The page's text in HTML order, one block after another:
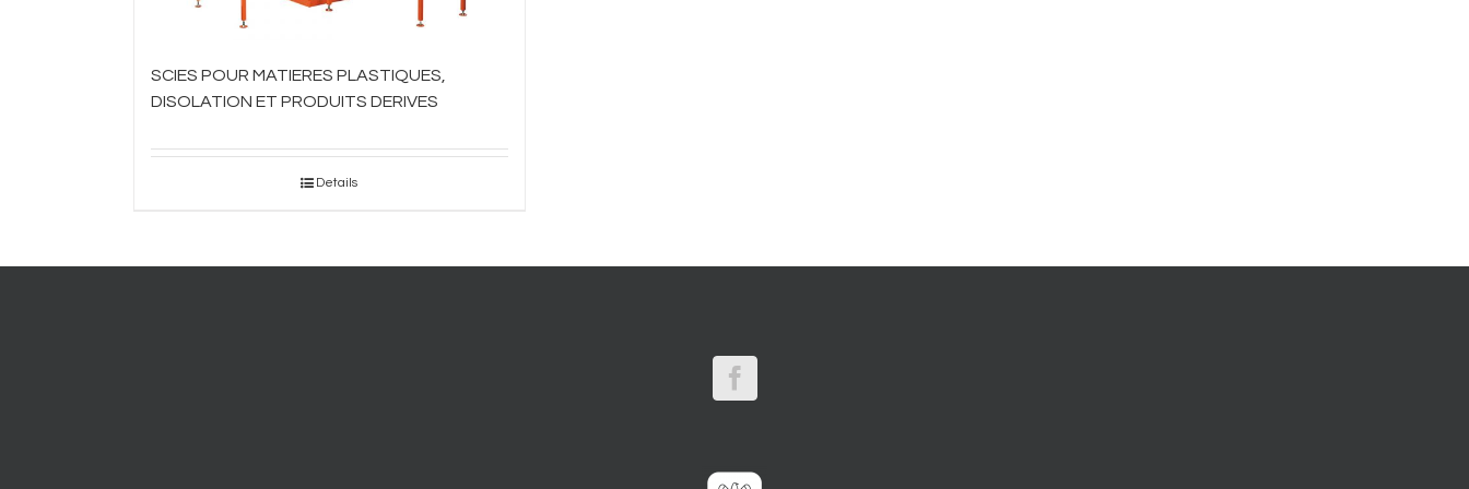
SCIES POUR MATIERES PLASTIQUES,
DISOLATION ET PRODUITS DERIVES
Details